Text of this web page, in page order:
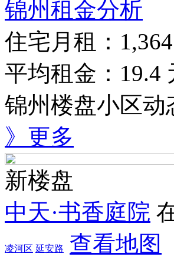
锦州租金分析
住宅月租： 1,364
平均租金： 19.4
锦州楼盘小区动
》更多
新楼盘
中天·书香庭院
凌河区 延安路 查看地图